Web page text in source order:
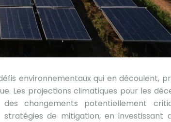
environnementaux qui en découlent,
Les projections climatiques pour les
changements potentiellement
de mitigation, en investissant